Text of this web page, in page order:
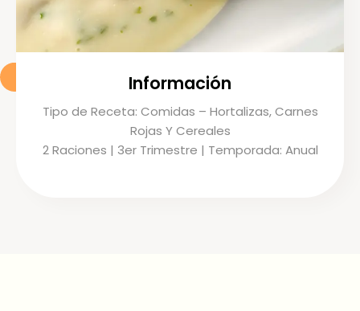
Información
Tipo de Receta: Comidas – Hortalizas, Carnes
Rojas Y Cereales
2 Raciones | 3er Trimestre | Temporada: Anual